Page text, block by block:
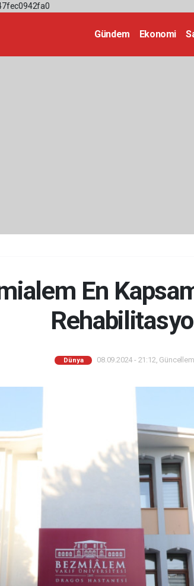
Gündem Ekonomi
En
Dünya 08.09.2024 - 21:12,